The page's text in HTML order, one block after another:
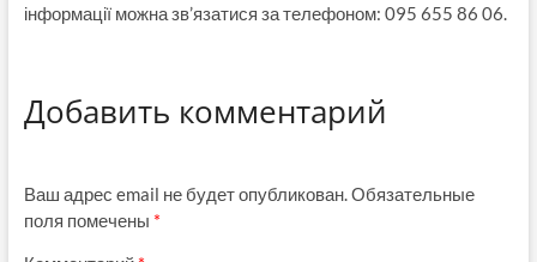
інформації можна зв’язатися за телефоном: 095 655 86 06.
Добавить комментарий
Ваш адрес email не будет опубликован.Обязательные
поля помечены *